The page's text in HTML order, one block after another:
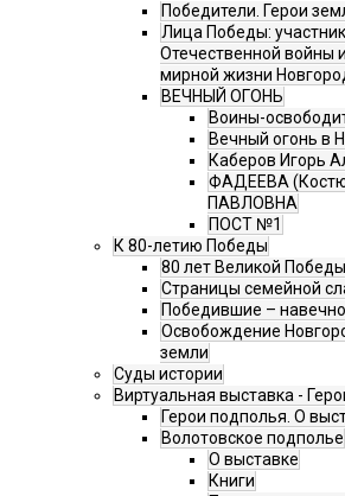
Победители. Герои
Лица Победы:
Отечественной войны
мирной жизни
ВЕЧНЫЙ ОГОНЬ
Воины-
Вечный огонь в
Каберов Игорь
ФАДЕЕВА
ПАВЛОВНА
ПОСТ №1
К 80-летию Победы
80 лет Великой Победы
Страницы семейной
Победившие –
Освобождение
земли
Суды истории
Виртуальная выставка -
Герои подполья. О
Волотовское подполье
О выставке
Книги